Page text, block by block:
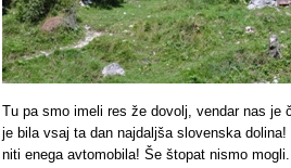
Tu pa smo imeli res že dovolj, vendar nas je
je bila vsaj ta dan najdaljša slovenska
niti enega avtomobila! Še štopat nismo mogli.